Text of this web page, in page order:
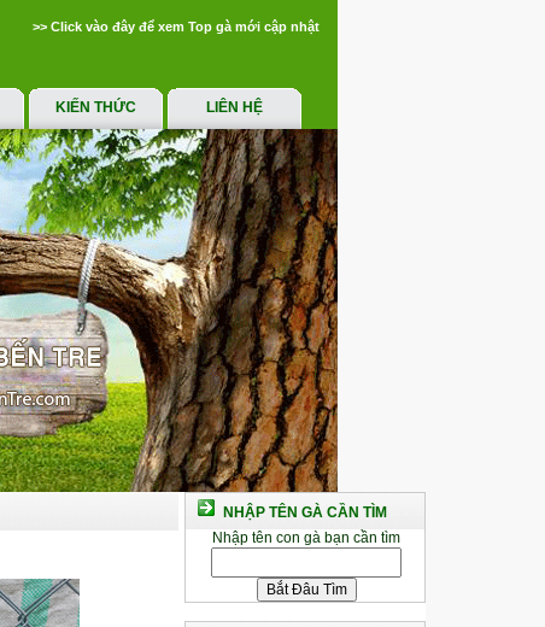
>> Click vào đây để xem Top gà mới cập nhật
KIẾN THỨC LIÊN HỆ
NHẬP TÊN GÀ CẦN TÌM
Nhập tên con gà bạn cần tìm